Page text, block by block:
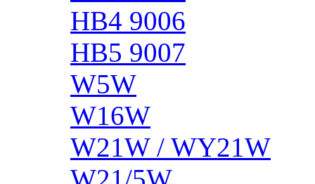
HB4 9006
HB5 9007
W5W
W16W
W21W / WY21W